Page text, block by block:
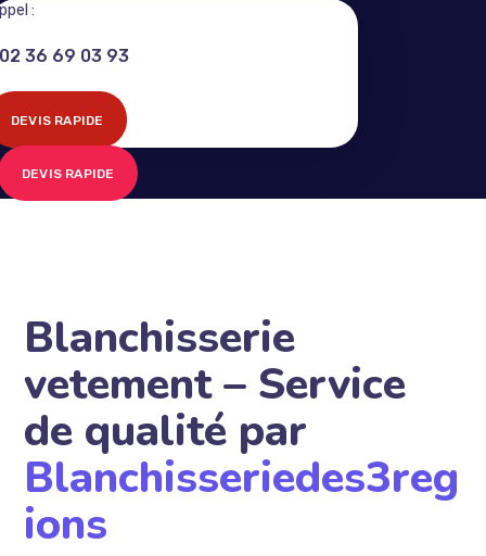
:
02 36 69 03 93
DEVIS RAPIDE
DEVIS RAPIDE
Blanchisserie
vetement – Service
de qualité par
Blanchisseriedes3reg
ions